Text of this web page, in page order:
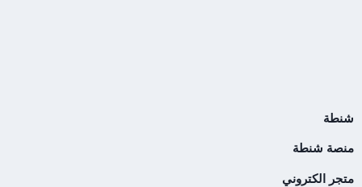
شنطة
منصة شنطة
متجر الكتروني